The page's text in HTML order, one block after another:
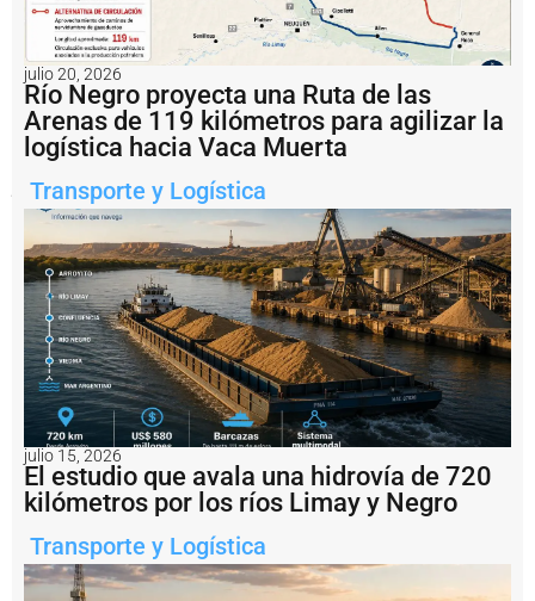
Ruta
Nacional
tras
tragica
inundacion
marzo
pasado.
Notas
relacionadas
P
e
s
c
a
g
a
l:
A
r
g
e
julio 20, 2026
Río Negro proyecta una Ruta de las
Arenas de 119 kilómetros para agilizar la
logística hacia Vaca Muerta
Transporte y Logística
julio 15, 2026
El estudio que avala una hidrovía de 720
kilómetros por los ríos Limay y Negro
Transporte y Logística